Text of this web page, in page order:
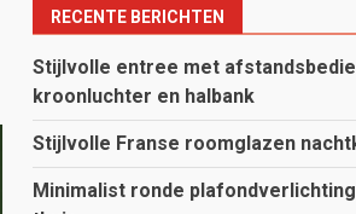
RECENTE BERICHTEN
Stijlvolle entree met
kroonluchter en halbank
Stijlvolle Franse roomglazen
Minimalist ronde